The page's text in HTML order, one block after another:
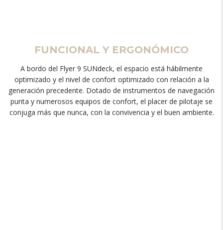
FUNCIONAL Y ERGONÓMICO
A bordo del Flyer 9 SUNdeck, el espacio está hábilmente
optimizado y el nivel de confort optimizado con relación a la
generación precedente. Dotado de instrumentos de navegación
punta y numerosos equipos de confort, el placer de pilotaje se
conjuga más que nunca, con la convivencia y el buen ambiente.